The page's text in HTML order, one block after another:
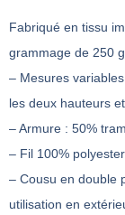
Fabriqué en tissu
grammage de 250
– Mesures
les deux hauteurs
– Armure : 50%
– Fil 100%
– Cousu en double
utilisation en